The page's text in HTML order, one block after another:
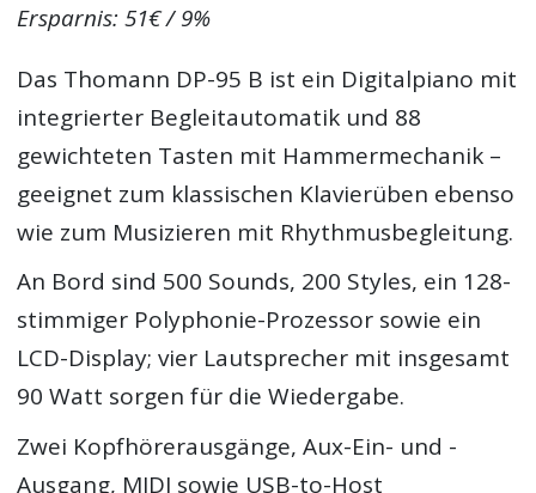
Ersparnis: 51€ / 9%
Das Thomann DP-95 B ist ein Digitalpiano mit
integrierter Begleitautomatik und 88
gewichteten Tasten mit Hammermechanik –
geeignet zum klassischen Klavierüben ebenso
wie zum Musizieren mit Rhythmusbegleitung.
An Bord sind 500 Sounds, 200 Styles, ein 128-
stimmiger Polyphonie-Prozessor sowie ein
LCD-Display; vier Lautsprecher mit insgesamt
90 Watt sorgen für die Wiedergabe.
Zwei Kopfhörerausgänge, Aux-Ein- und -
Ausgang, MIDI sowie USB-to-Host